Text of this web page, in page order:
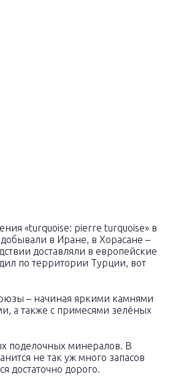
«turquoise: pierre turquoise» в
в Иране, в Хорасане –
доставляли в европейские
по территории Турции, вот
– начиная яркими камнями
а также с примесями зелёных
поделочных минералов. В
не так уж много запасов
достаточно дорого.